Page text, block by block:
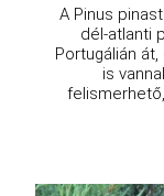
A Pinus
dél-atlanti
Portugálián
is